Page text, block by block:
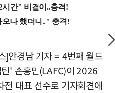
]안경남 기자 = 4번째 월드
' 손흥민(LAFC)이 2026
대표 선수로 기자회견에